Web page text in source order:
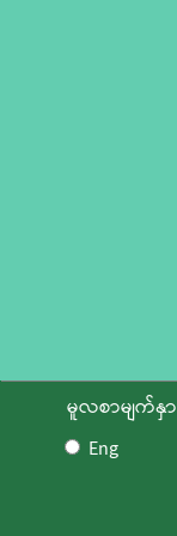
မူလစာမျက်နှာ
Eng